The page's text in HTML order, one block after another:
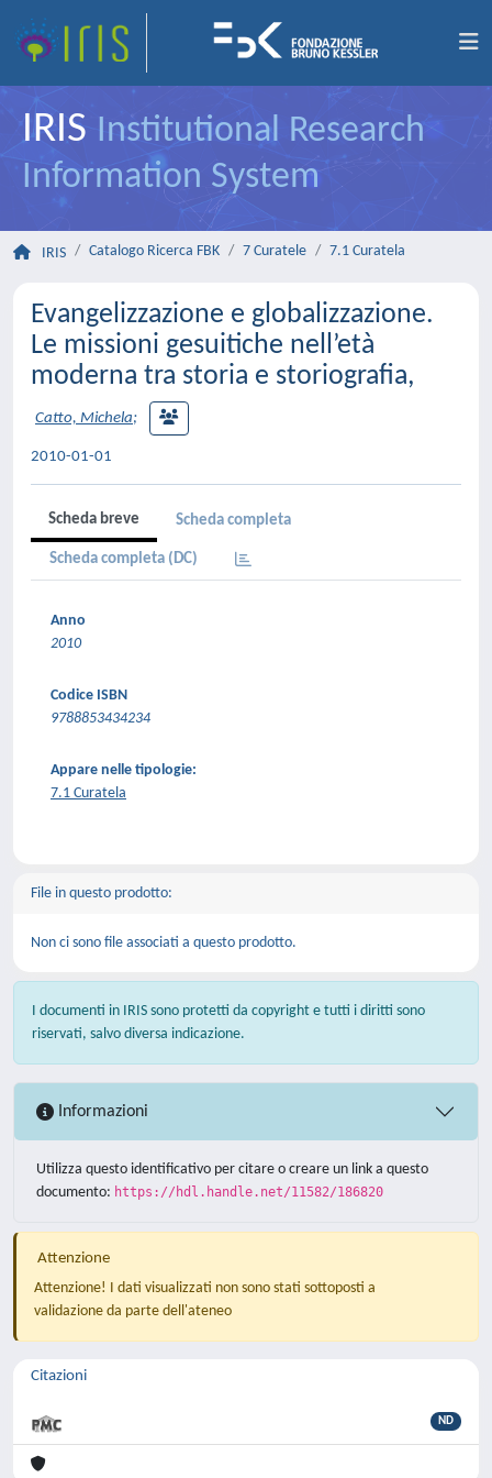
IRIS Institutional Research
Information System
IRIS Catalogo Ricerca FBK 7 Curatele 7.1 Curatela
Evangelizzazione e globalizzazione.
Le missioni gesuitiche nell’età
moderna tra storia e storiografia,
Catto, Michela;
2010-01-01
Scheda breve Scheda completa
Scheda completa (DC)
Anno
2010
Codice ISBN
9788853434234
Appare nelle tipologie:
7.1 Curatela
File in questo prodotto:
Non ci sono file associati a questo prodotto.
I documenti in IRIS sono protetti da copyright e tutti i diritti sono
riservati, salvo diversa indicazione.
Informazioni
Utilizza questo identificativo per citare o creare un link a questo
documento: https://hdl.handle.net/11582/186820
Attenzione
Attenzione! I dati visualizzati non sono stati sottoposti a
validazione da parte dell'ateneo
Citazioni
ND